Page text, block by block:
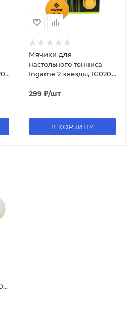
Мячики для
настольного тенниса
Ingame 2 звезды, IG020,
299 ₽/шт
В КОРЗИНУ